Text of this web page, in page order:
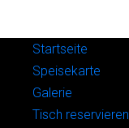
Startseite
Speisekarte
Galerie
Tisch reservieren